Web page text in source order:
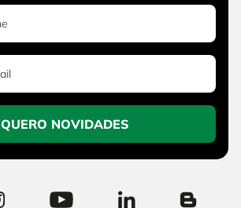
QUERO NOVIDADES